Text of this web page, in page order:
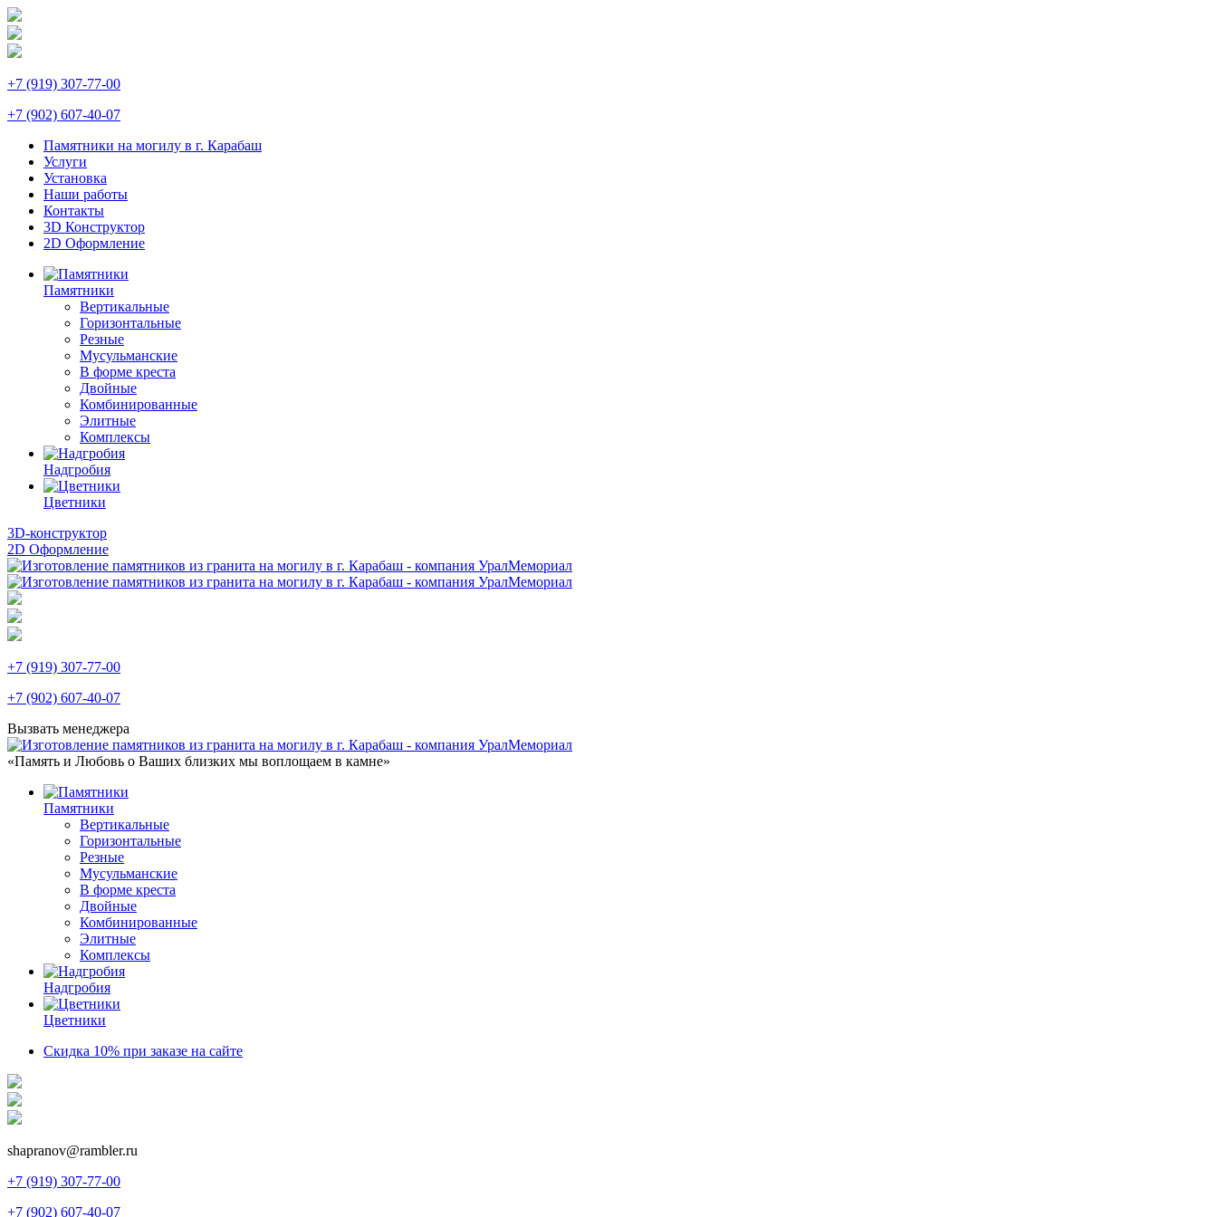
+7 (919) 307-77-00
+7 (902) 607-40-07
Памятники на могилу в г. Карабаш
Услуги
Установка
Наши работы
Контакты
3D Конструктор
2D Оформление
Памятники
Вертикальные
Горизонтальные
Резные
Мусульманские
В форме креста
Двойные
Комбинированные
Элитные
Комплексы
Надгробия
Цветники
3D-конструктор
2D Оформление
+7 (919) 307-77-00
+7 (902) 607-40-07
Вызвать менеджера
«Память и Любовь о Ваших близких мы воплощаем в камне»
Памятники
Вертикальные
Горизонтальные
Резные
Мусульманские
В форме креста
Двойные
Комбинированные
Элитные
Комплексы
Надгробия
Цветники
Скидка 10% при заказе на сайте
shapranov@rambler.ru
+7 (919) 307-77-00
+7 (902) 607-40-07